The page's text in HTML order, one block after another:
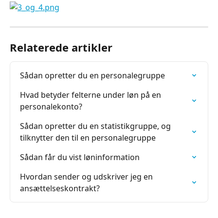
Relaterede artikler
Sådan opretter du en personalegruppe
Hvad betyder felterne under løn på en
personalekonto?
Sådan opretter du en statistikgruppe, og
tilknytter den til en personalegruppe
Sådan får du vist løninformation
Hvordan sender og udskriver jeg en
ansættelseskontrakt?